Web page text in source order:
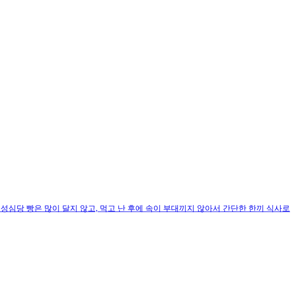
당 빵은 많이 달지 않고, 먹고 난 후에 속이 부대끼지 않아서 간단한 한끼 식사로